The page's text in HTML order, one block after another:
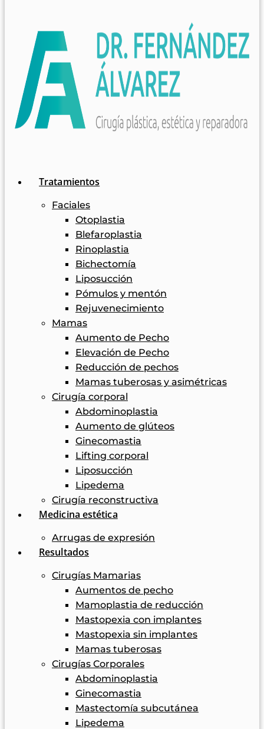
Tratamientos
Faciales
Otoplastia
Blefaroplastia
Rinoplastia
Bichectomía
Liposucción
Pómulos y mentón
Rejuvenecimiento
Mamas
Aumento de Pecho
Elevación de Pecho
Reducción de pechos
Mamas tuberosas y asimétricas
Cirugía corporal
Abdominoplastia
Aumento de glúteos
Ginecomastia
Lifting corporal
Liposucción
Lipedema
Cirugía reconstructiva
Medicina estética
Arrugas de expresión
Resultados
Cirugías Mamarias
Aumentos de pecho
Mamoplastia de reducción
Mastopexia con implantes
Mastopexia sin implantes
Mamas tuberosas
Cirugías Corporales
Abdominoplastia
Ginecomastia
Mastectomía subcutánea
Lipedema